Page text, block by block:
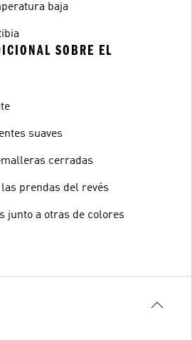
baja
SOBRE EL
suaves
cerradas
prendas del revés
junto a otras de colores